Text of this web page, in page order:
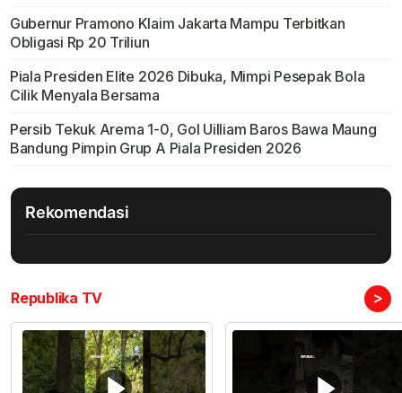
Gubernur Pramono Klaim Jakarta Mampu Terbitkan
Obligasi Rp 20 Triliun
Piala Presiden Elite 2026 Dibuka, Mimpi Pesepak Bola
Cilik Menyala Bersama
Persib Tekuk Arema 1-0, Gol Uilliam Baros Bawa Maung
Bandung Pimpin Grup A Piala Presiden 2026
Rekomendasi
Republika TV >